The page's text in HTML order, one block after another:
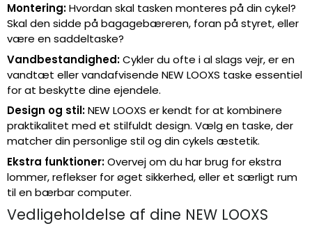
Montering:Hvordan skal tasken monteres på din cykel?
Skal den sidde på bagagebæreren, foran på styret, eller
være en saddeltaske?
Vandbestandighed:Cykler du ofte i al slags vejr, er en
vandtæt eller vandafvisende NEW LOOXS taske essentiel
for at beskytte dine ejendele.
Design og stil:NEW LOOXS er kendt for at kombinere
praktikalitet med et stilfuldt design. Vælg en taske, der
matcher din personlige stil og din cykels æstetik.
Ekstra funktioner:Overvej om du har brug for ekstra
lommer, reflekser for øget sikkerhed, eller et særligt rum
til en bærbar computer.
Vedligeholdelse af dine NEW LOOXS